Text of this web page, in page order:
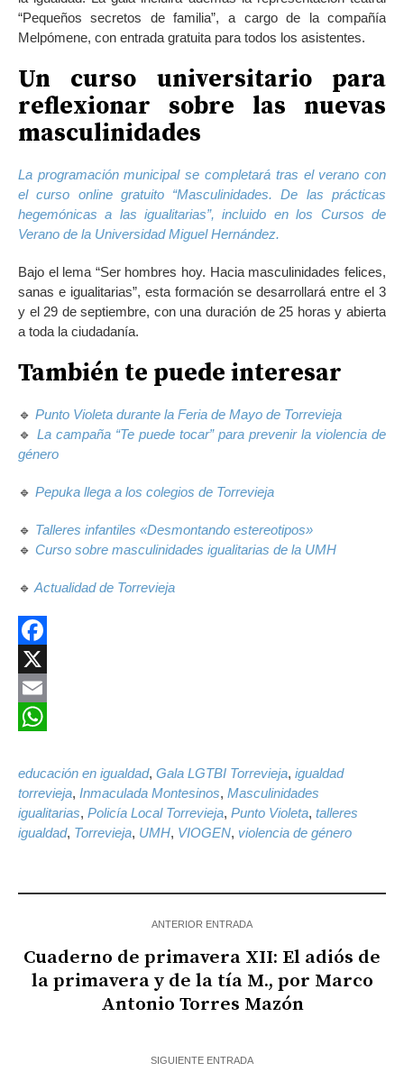
“Pequeños secretos de familia”, a cargo de la compañía
Melpómene, con entrada gratuita para todos los asistentes.
Un curso universitario para
reflexionar sobre las nuevas
masculinidades
La programación municipal se completará tras el verano con
el curso online gratuito “Masculinidades. De las prácticas
hegemónicas a las igualitarias”, incluido en los Cursos de
Verano de la Universidad Miguel Hernández.
Bajo el lema “Ser hombres hoy. Hacia masculinidades felices,
sanas e igualitarias”, esta formación se desarrollará entre el 3
y el 29 de septiembre, con una duración de 25 horas y abierta
a toda la ciudadanía.
También te puede interesar
🔹 Punto Violeta durante la Feria de Mayo de Torrevieja
🔹 La campaña “Te puede tocar” para prevenir la violencia de
género
🔹 Pepuka llega a los colegios de Torrevieja
🔹 Talleres infantiles «Desmontando estereotipos»
🔹 Curso sobre masculinidades igualitarias de la UMH
🔹 Actualidad de Torrevieja
Facebook
X
Email
educación en igualdad, Gala LGTBI Torrevieja, igualdad
torrevieja, Inmaculada Montesinos, Masculinidades
igualitarias, Policía Local Torrevieja, Punto Violeta, talleres
igualdad, Torrevieja, UMH, VIOGEN, violencia de género
ANTERIOR ENTRADA
Cuaderno de primavera XII: El adiós de
la primavera y de la tía M., por Marco
Antonio Torres Mazón
SIGUIENTE ENTRADA